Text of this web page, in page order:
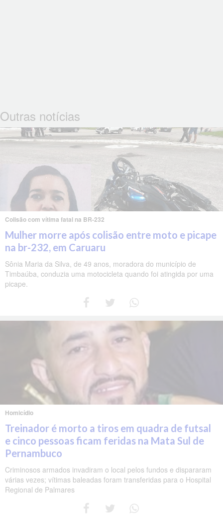
Outras notícias
Colisão com vítima fatal na BR-232
Mulher morre após colisão entre moto e picape
na br-232, em Caruaru
Sônia Maria da Silva, de 49 anos, moradora do município de
Timbaúba, conduzia uma motocicleta quando foi atingida por uma
picape.
Homicídio
Treinador é morto a tiros em quadra de futsal
e cinco pessoas ficam feridas na Mata Sul de
Pernambuco
Criminosos armados invadiram o local pelos fundos e dispararam
várias vezes; vítimas baleadas foram transferidas para o Hospital
Regional de Palmares